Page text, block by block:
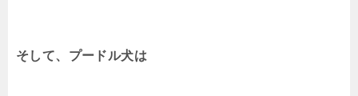
そして、プードル犬は